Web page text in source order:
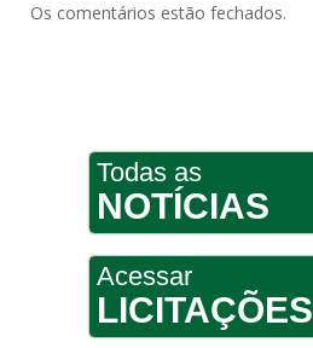
Os comentários estão fechados.
Todas as
NOTÍCIAS
Acessar
LICITAÇÕES